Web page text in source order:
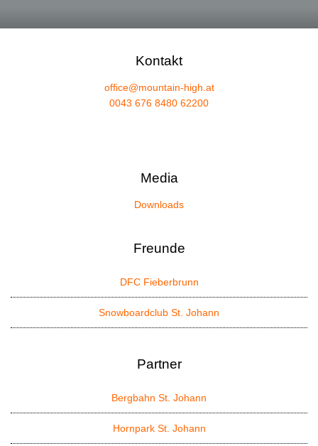
Kontakt
office@mountain-high.at
0043 676 8480 62200
Media
Downloads
Freunde
DFC Fieberbrunn
Snowboardclub St. Johann
Partner
Bergbahn St. Johann
Hornpark St. Johann